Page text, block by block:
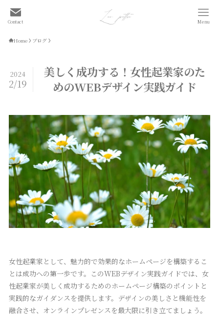
Contact Menu
Home ブログ
美しく成功する！女性起業家のた
めのWEBデザイン実践ガイド
2024
2/19
女性起業家として、魅力的で効果的なホームページを構築するこ
とは成功への第一歩です。このWEBデザイン実践ガイドでは、女
性起業家が美しく成功するためのホームページ構築のポイントと
実践的なガイダンスを提供します。デザインの美しさと機能性を
融合させ、オンラインプレゼンスを最大限に引き立てましょう。